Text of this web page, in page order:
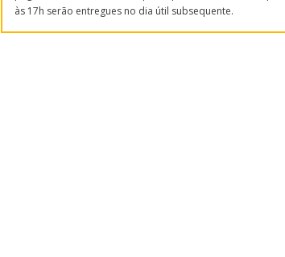
às 17h serão entregues no dia útil subsequente.